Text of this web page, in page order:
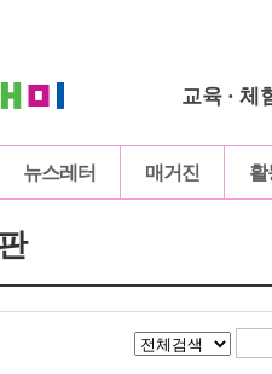
교육 · 체
뉴스레터 매거진 활